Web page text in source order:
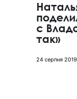
с
так»
24 серпня